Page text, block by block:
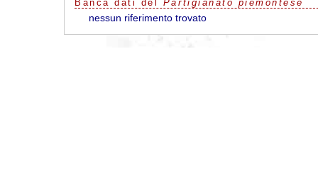
Banca dati del Partigianato piemontese
nessun riferimento trovato